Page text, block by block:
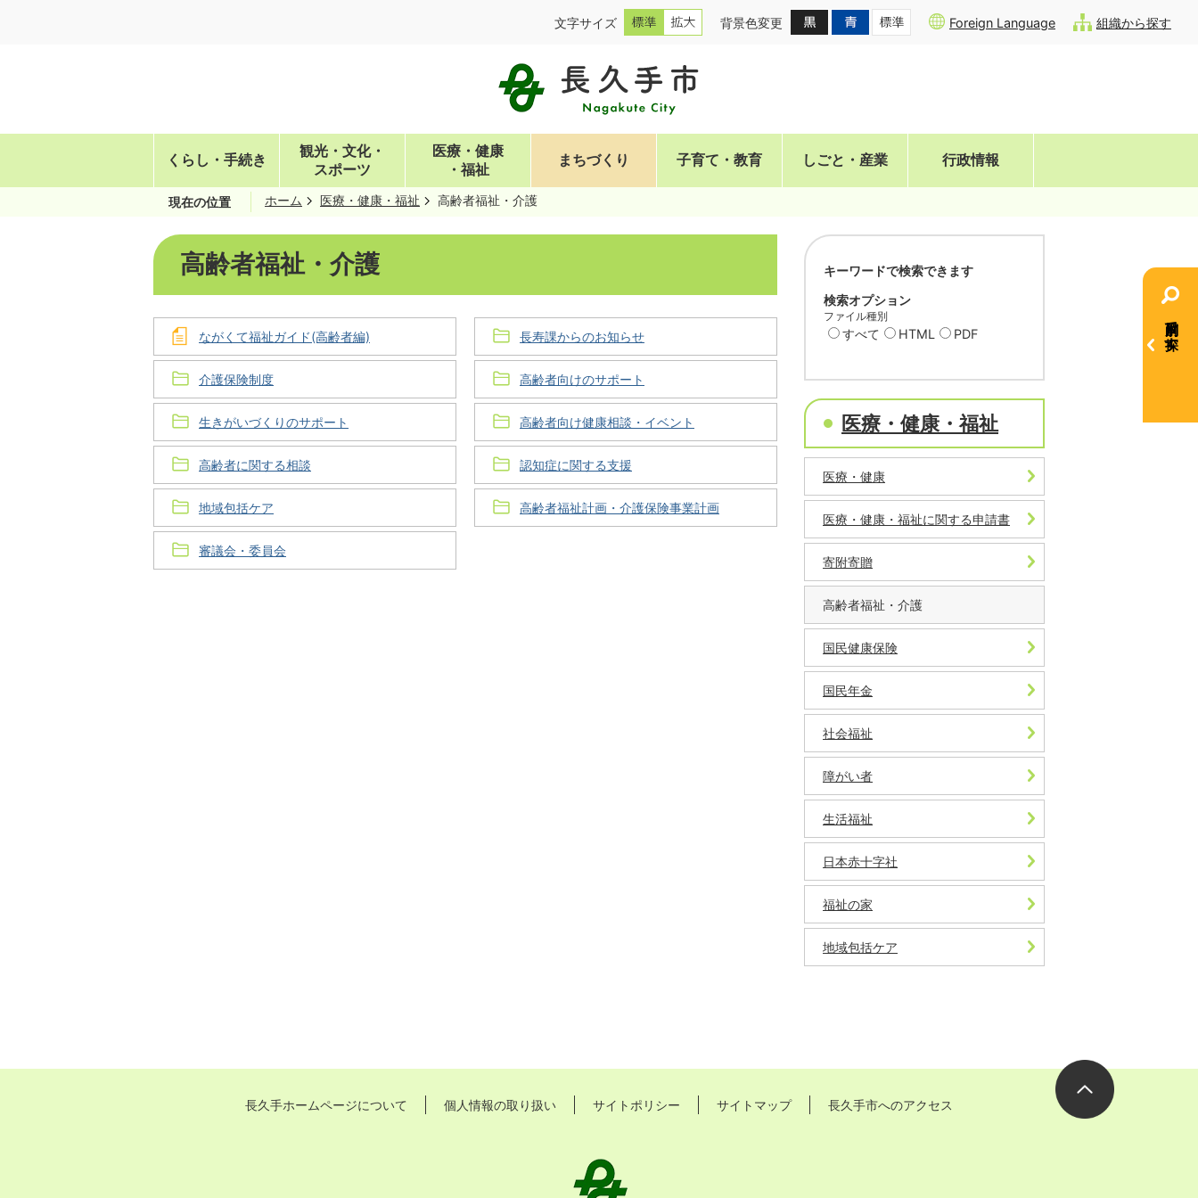
文字サイズ 背景色変更 Foreign Language 組織から探す
くらし・手続き
観光・文化・
スポーツ
医療・健康
・福祉
まちづくり 子育て・教育 しごと・産業 行政情報
目的別で探す
現在の位置 ホーム 医療・健康・福祉 高齢者福祉・介護
高齢者福祉・介護
ながくて福祉ガイド(高齢者編) 長寿課からのお知らせ
介護保険制度 高齢者向けのサポート
生きがいづくりのサポート 高齢者向け健康相談・イベント
高齢者に関する相談 認知症に関する支援
地域包括ケア 高齢者福祉計画・介護保険事業計画
審議会・委員会
キーワードで検索できます
検索オプション
ファイル種別
すべて HTML PDF
医療・健康・福祉
医療・健康
医療・健康・福祉に関する申請書
寄附寄贈
高齢者福祉・介護
国民健康保険
国民年金
社会福祉
障がい者
生活福祉
日本赤十字社
福祉の家
地域包括ケア
長久手ホームページについて 個人情報の取り扱い サイトポリシー サイトマップ 長久手市へのアクセス